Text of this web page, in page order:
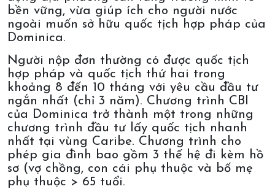
bền vững, vừa giúp ích cho người nước
ngoài muốn sở hữu quốc tịch hợp pháp của
Dominica.
Người nộp đơn thường có được quốc tịch
hợp pháp và quốc tịch thứ hai trong
khoảng 8 đến 10 tháng với yêu cầu đầu tư
ngắn nhất (chỉ 3 năm). Chương trình CBI
của Dominica trở thành một trong những
chương trình đầu tư lấy quốc tịch nhanh
nhất tại vùng Caribe. Chương trình cho
phép gia đình bao gồm 3 thế hệ đi kèm hồ
sơ (vợ chồng, con cái phụ thuộc và bố mẹ
phụ thuộc > 65 tuổi.